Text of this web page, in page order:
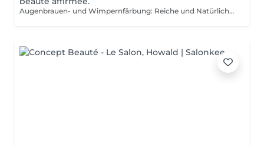
Augenbrauen- und Wimpernfärbung: Reiche und Natürliche Farbe für Einen Perfekt Definierten und Langlebigen Blick Reiche Farbe: Unsere Färbungen bieten intensive, natürliche Farben, die Ihre Augenbrauen und Wimpern mit tiefen, eleganten Nuancen betonen. Perfekte Definition:Die Formel ist darauf ausgelegt, Ihre Augenbrauen und Wimpern präzise zu definieren und eine perfekt strukturierte und harmonische Form zu schaffen. Ausgezeichnete Haltbarkeit: Genießen Sie eine langanhaltende Farbe, die lebendig und widerstandsfähig bleibt und Ihnen einen makellosen Blick über einen längeren Zeitraum bietet. Die Färbung wird sorgfältig von unseren Kosmetikerinnen aufgetragen, um ein gleichmäßiges und natürliches Ergebnis zu gewährleisten. Gönnen Sie sich den Luxus eines perfekt definierten Blicks und betonen Sie Ihre Augen wie nie zuvor.